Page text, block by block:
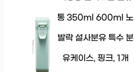
통 350ml 600ml 노
발락 설사분유 특수 분
유케이스, 핑크, 1개